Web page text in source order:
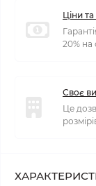
Ціни
20% на
Своє
Це